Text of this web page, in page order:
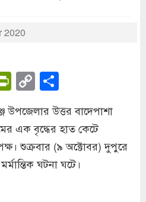
2020
PrintFriendly
Copy
Link
উপজেলার উত্তর বাদেপাশা
এক বৃদ্ধের হাত কেটে
শুক্রবার (৯ অক্টোবর) দুপুরে
ঘটনা ঘটে।